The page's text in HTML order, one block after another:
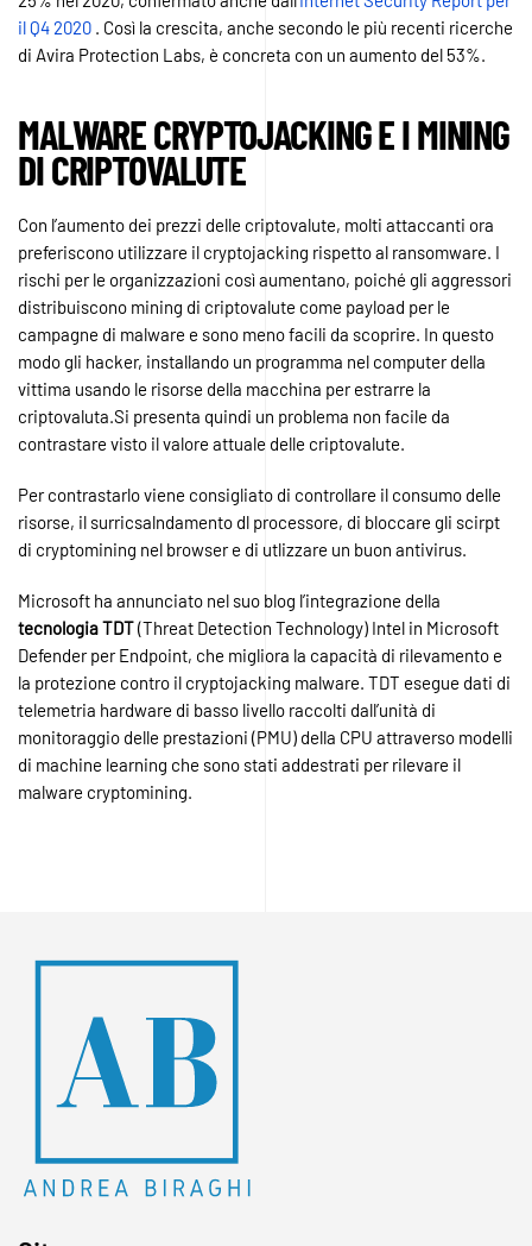
il Q4 2020 . Così la crescita, anche secondo le più recenti ricerche
di Avira Protection Labs, è concreta con un aumento del 53%.
MALWARE CRYPTOJACKING E I MINING
DI CRIPTOVALUTE
Con l’aumento dei prezzi delle criptovalute, molti attaccanti ora
preferiscono utilizzare il cryptojacking rispetto al ransomware. I
rischi per le organizzazioni così aumentano, poiché gli aggressori
distribuiscono mining di criptovalute come payload per le
campagne di malware e sono meno facili da scoprire. In questo
modo gli hacker, installando un programma nel computer della
vittima usando le risorse della macchina per estrarre la
criptovaluta.Si presenta quindi un problema non facile da
contrastare visto il valore attuale delle criptovalute.
Per contrastarlo viene consigliato di controllare il consumo delle
risorse, il surricsalndamento dl processore, di bloccare gli scirpt
di cryptomining nel browser e di utlizzare un buon antivirus.
Microsoft ha annunciato nel suo blog l’integrazione della
tecnologia TDT(Threat Detection Technology) Intel in Microsoft
Defender per Endpoint, che migliora la capacità di rilevamento e
la protezione contro il cryptojacking malware. TDT esegue dati di
telemetria hardware di basso livello raccolti dall’unità di
monitoraggio delle prestazioni (PMU) della CPU attraverso modelli
di machine learning che sono stati addestrati per rilevare il
malware cryptomining.